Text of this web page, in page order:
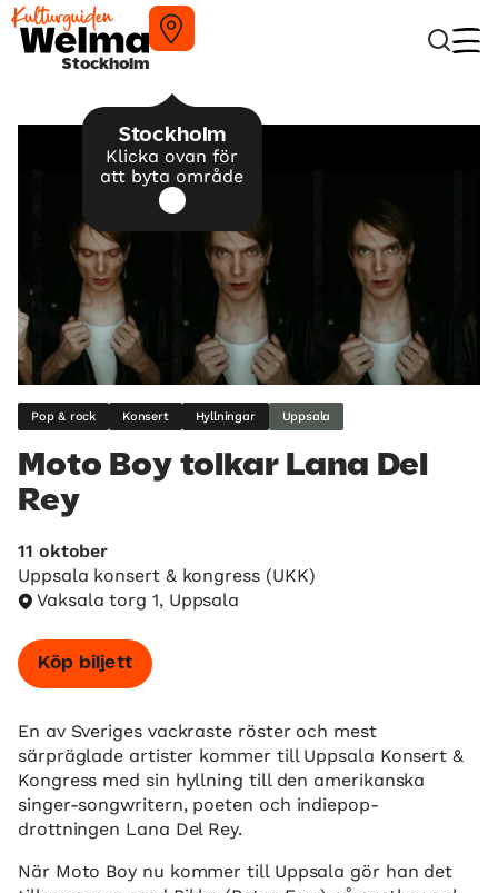
Stockholm
Stockholm
Klicka ovan för
att byta område
Pop & rock Konsert Hyllningar Uppsala
Moto Boy tolkar Lana Del
Rey
11 oktober
Uppsala konsert & kongress (UKK)
Vaksala torg 1, Uppsala
Köp biljett
En av Sveriges vackraste röster och mest
särpräglade artister kommer till Uppsala Konsert &
Kongress med sin hyllning till den amerikanska
singer-songwritern, poeten och indiepop-
drottningen Lana Del Rey.
När Moto Boy nu kommer till Uppsala gör han det